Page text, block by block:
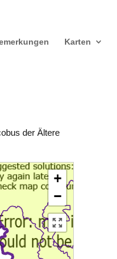
Karten
der Ältere
+
−